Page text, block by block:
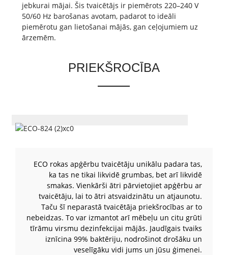
jebkurai mājai. Šis tvaicētājs ir piemērots 220–240 V
50/60 Hz barošanas avotam, padarot to ideāli
piemērotu gan lietošanai mājās, gan ceļojumiem uz
ārzemēm.
PRIEKŠROCĪBA
ECO rokas apģērbu tvaicētāju unikālu padara tas,
ka tas ne tikai likvidē grumbas, bet arī likvidē
smakas. Vienkārši ātri pārvietojiet apģērbu ar
tvaicētāju, lai to ātri atsvaidzinātu un atjaunotu.
Taču šī neparastā tvaicētāja priekšrocības ar to
nebeidzas. To var izmantot arī mēbeļu un citu grūti
tīrāmu virsmu dezinfekcijai mājās. Jaudīgais tvaiks
iznīcina 99% baktēriju, nodrošinot drošāku un
veselīgāku vidi jums un jūsu ģimenei.